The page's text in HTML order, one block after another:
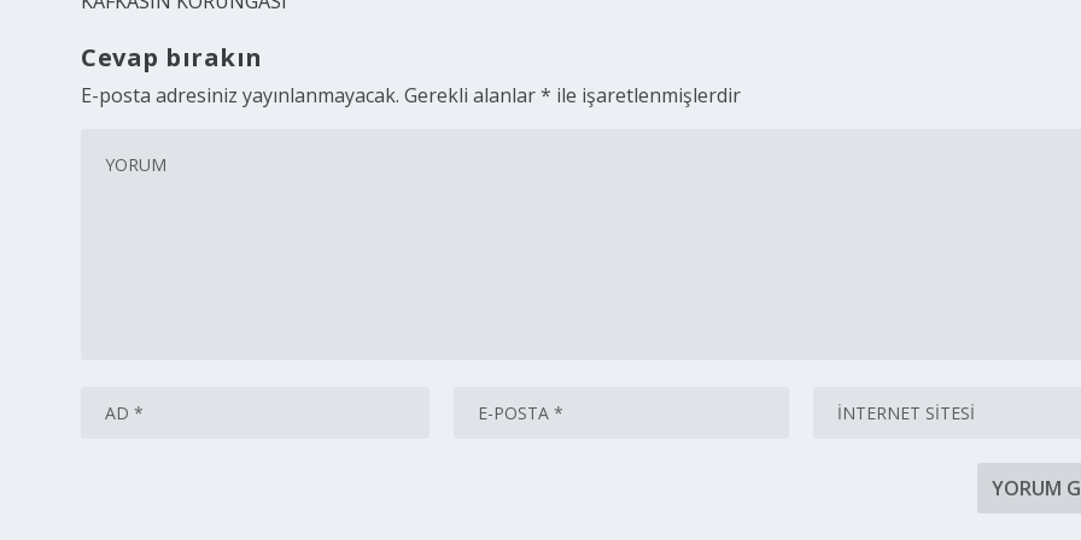
Cevap bırakın
E-posta adresiniz yayınlanmayacak. Gerekli alanlar* ile işaretlenmişlerdir